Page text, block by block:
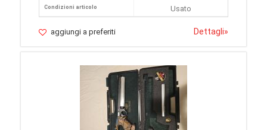
Condizioni articolo
Usato
aggiungi a preferiti Dettagli»